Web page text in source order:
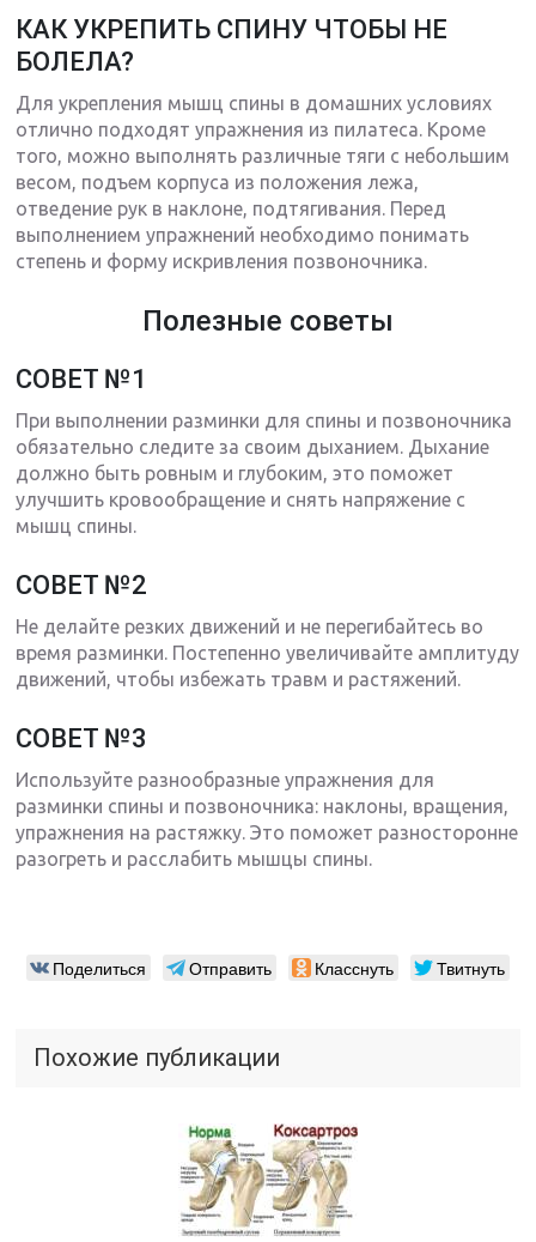
КАК УКРЕПИТЬ СПИНУ ЧТОБЫ НЕ
БОЛЕЛА?
Для укрепления мышц спины в домашних условиях
отлично подходят упражнения из пилатеса. Кроме
того, можно выполнять различные тяги с небольшим
весом, подъем корпуса из положения лежа,
отведение рук в наклоне, подтягивания. Перед
выполнением упражнений необходимо понимать
степень и форму искривления позвоночника.
Полезные советы
СОВЕТ №1
При выполнении разминки для спины и позвоночника
обязательно следите за своим дыханием. Дыхание
должно быть ровным и глубоким, это поможет
улучшить кровообращение и снять напряжение с
мышц спины.
СОВЕТ №2
Не делайте резких движений и не перегибайтесь во
время разминки. Постепенно увеличивайте амплитуду
движений, чтобы избежать травм и растяжений.
СОВЕТ №3
Используйте разнообразные упражнения для
разминки спины и позвоночника: наклоны, вращения,
упражнения на растяжку. Это поможет разносторонне
разогреть и расслабить мышцы спины.
Поделиться Отправить Класснуть Твитнуть
Похожие публикации